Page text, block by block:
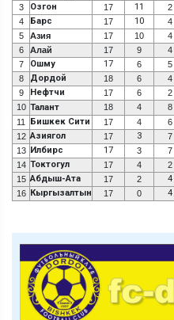
3 Озгон 17 11 2
4 Барс 17 10 4
5 Азия 17 10 4
6
Алай 17 9 4
7
Ошму 17 6 5
8 Дордой 18 6 4
9 Нефтчи 17 6 2
10 Талант 18 4 8
11
Бишкек Сити 17 4 6
12 Азиягол 17 3 7
13 Илбирс 17 3 7
14 Токтогул 17 4 2
15 Абдыш-Ата 17 2 4
16 Кыргызалтын 17 0 4